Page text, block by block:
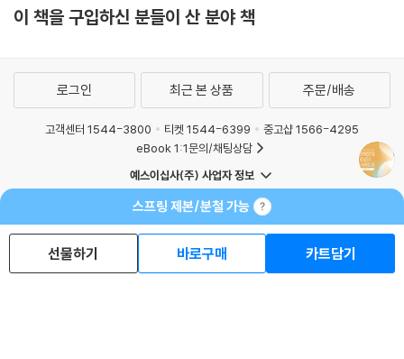
이 책을 구입하신 분들이 산 분야 책
스프링 제본/분철 가능
선물하기 바로구매 카트담기
로그인 최근 본 상품 주문/배송
고객센터 1544-3800 티켓 1544-6399
중고샵 1566-4295
eBook 1:1문의/채팅상담
예스이십사(주) 사업자 정보
개인정보처리방침
청소년보호정책
거래처관계자께
도서홍보
광고
Copyright © YES24 Corp. All Rights Reserved.
MATOM13